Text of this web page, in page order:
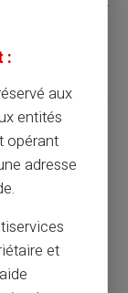
Veritas pour
tranquillité
?
:
aux
entités
opérant
adresse
et